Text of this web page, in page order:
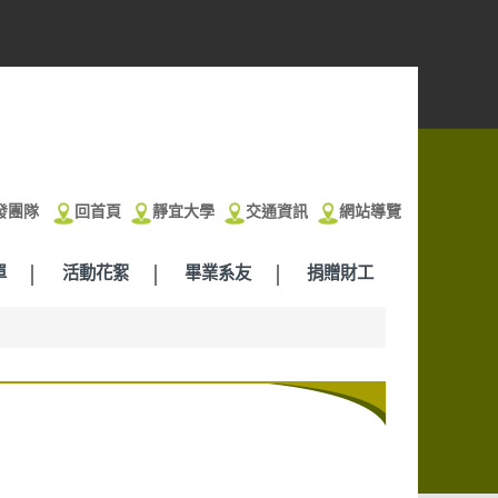
團隊 回首頁 靜宜大學 交通資訊 網站導覽
活動花絮 畢業系友 捐贈財工